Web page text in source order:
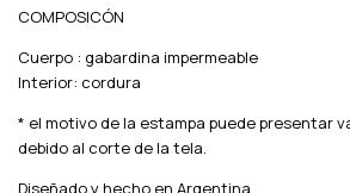
COMPOSICÓN
Cuerpo : gabardina impermeable
Interior: cordura
* el motivo de la estampa puede presentar
debido al corte de la tela.
Diseñado y hecho en Argentina.